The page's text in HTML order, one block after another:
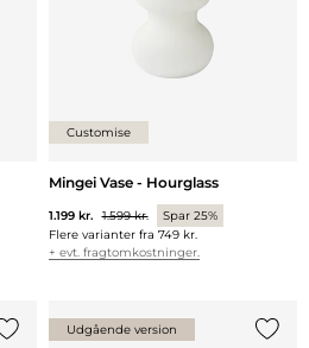
Customise
Mingei Vase - Hourglass
1.199 kr. 1.599 kr.
Spar 25%
Flere varianter fra 749 kr.
+ evt. fragtomkostninger.
Udgående version